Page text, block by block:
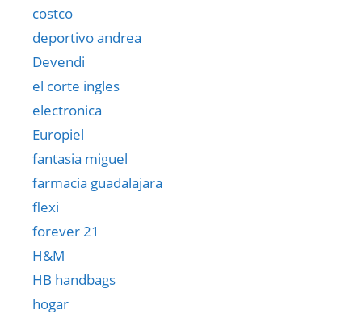
costco
deportivo andrea
Devendi
el corte ingles
electronica
Europiel
fantasia miguel
farmacia guadalajara
flexi
forever 21
H&M
HB handbags
hogar